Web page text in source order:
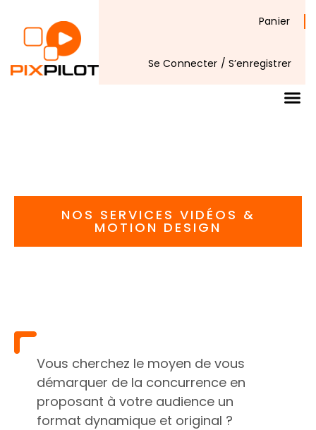
Panier
Se Connecter / S’enregistrer
NOS SERVICES VIDÉOS &
MOTION DESIGN
Vous cherchez le moyen de vous
démarquer de la concurrence en
proposant à votre audience un
format dynamique et original ?